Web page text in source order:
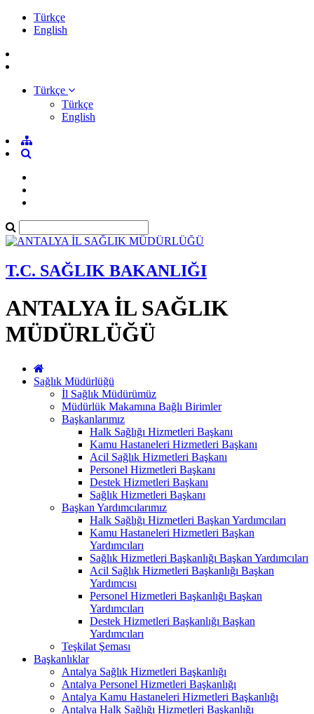
Türkçe
English
Türkçe
Türkçe
English
T.C. SAĞLIK BAKANLIĞI
ANTALYA İL SAĞLIK
MÜDÜRLÜĞÜ
Sağlık Müdürlüğü
İl Sağlık Müdürümüz
Müdürlük Makamına Bağlı Birimler
Başkanlarımız
Halk Sağlığı Hizmetleri Başkanı
Kamu Hastaneleri Hizmetleri Başkanı
Acil Sağlık Hizmetleri Başkanı
Personel Hizmetleri Başkanı
Destek Hizmetleri Başkanı
Sağlık Hizmetleri Başkanı
Başkan Yardımcılarımız
Halk Sağlığı Hizmetleri Başkan Yardımcıları
Kamu Hastaneleri Hizmetleri Başkan
Yardımcıları
Sağlık Hizmetleri Başkanlığı Başkan Yardımcıları
Acil Sağlık Hizmetleri Başkanlığı Başkan
Yardımcısı
Personel Hizmetleri Başkanlığı Başkan
Yardımcıları
Destek Hizmetleri Başkanlığı Başkan
Yardımcıları
Teşkilat Şeması
Başkanlıklar
Antalya Sağlık Hizmetleri Başkanlığı
Antalya Personel Hizmetleri Başkanlığı
Antalya Kamu Hastaneleri Hizmetleri Başkanlığı
Antalya Halk Sağlığı Hizmetleri Başkanlığı